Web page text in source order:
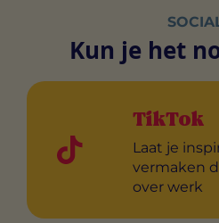
Kun je het
TikTok
Laat je
vermaken
over werk